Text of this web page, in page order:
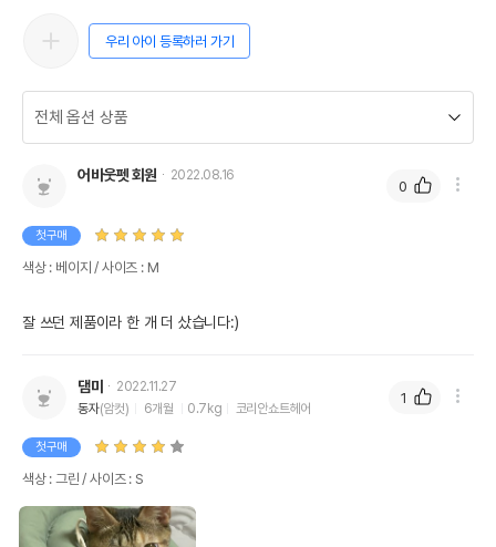
우리 아이 등록하러 가기
어바웃펫 회원 2022.08.16
첫구매
색상 : 베이지 / 사이즈 : M
잘 쓰던 제품이라 한 개 더 샀습니다:)
0
댐미
2022.11.27
동자(암컷) 6개월 0.7kg 코리안쇼트헤어
첫구매
색상 : 그린 / 사이즈 : S
1